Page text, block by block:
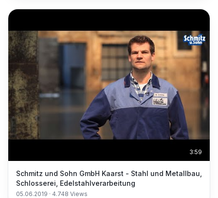
3:59
Schmitz und Sohn GmbH Kaarst - Stahl und Metallbau,
Schlosserei, Edelstahlverarbeitung
05.06.2019 · 4.748 Views